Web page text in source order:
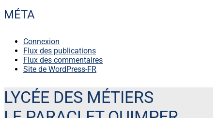
MÉTA
Connexion
Flux des publications
Flux des commentaires
Site de WordPress-FR
LYCÉE DES MÉTIERS